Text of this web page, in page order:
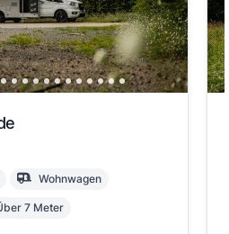
Wohnwagen
7 Meter